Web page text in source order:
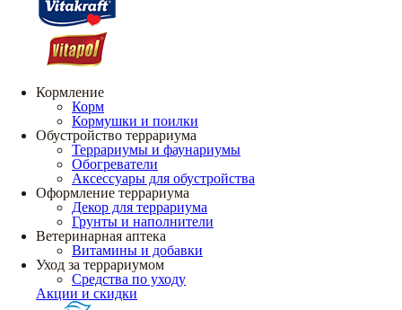
Кормление
Корм
Кормушки и поилки
Обустройство террариума
Террариумы и фаунариумы
Обогреватели
Аксессуары для обустройства
Оформление террариума
Декор для террариума
Грунты и наполнители
Ветеринарная аптека
Витамины и добавки
Уход за террариумом
Средства по уходу
Акции и скидки